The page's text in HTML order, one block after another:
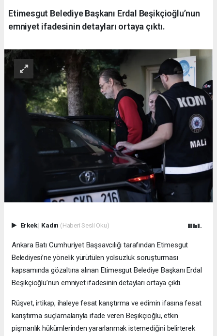
Etimesgut Belediye Başkanı Erdal Beşikçioğlu’nun
emniyet ifadesinin detayları ortaya çıktı.
Erkek| Kadın (Haberi Sesli Oku)
Ankara Batı Cumhuriyet Başsavcılığı tarafından Etimesgut
Belediyesi’ne yönelik yürütülen yolsuzluk soruşturması
kapsamında gözaltına alınan Etimesgut Belediye Başkanı Erdal
Beşikçioğlu’nun emniyet ifadesinin detayları ortaya çıktı.
Rüşvet, irtikap, ihaleye fesat karıştırma ve edimin ifasına fesat
karıştırma suçlamalarıyla ifade veren Beşikçioğlu, etkin
pişmanlık hükümlerinden yararlanmak istemediğini belirterek